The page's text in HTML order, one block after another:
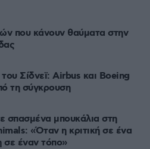
που κάνουν θαύματα στην
Σίδνεϊ: Airbus και Boeing
τη σύγκρουση
σπασμένα μπουκάλια στη
«Όταν η κριτική σε ένα
σε έναν τόπο»